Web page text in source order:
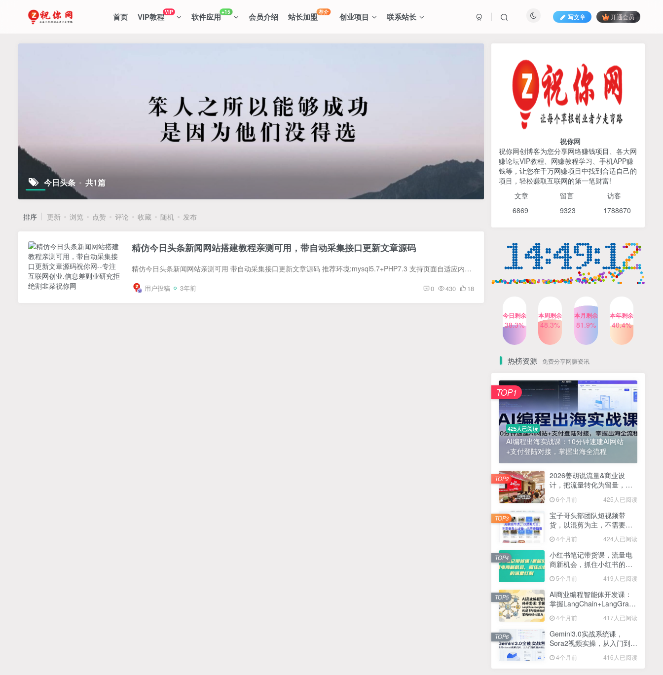
首页 VIP教程VIP 软件应用+15 会员介绍 站长加盟荐介 创业项目 联系站长 写文章 开通会员
今日头条 共1篇
排序 更新 浏览 点赞 评论 收藏 随机 发布
精仿今日头条新闻网站搭建教程亲测可用，带自动采集接口更新文章源码
精仿今日头条新闻网站亲测可用 带自动采集接口更新文章源码 推荐环境:mysql5.7+PHP7.3 支持页面自适应内附详细安装教程 资源下载：
用户投稿 3年前 0 430 18
425人已阅读
AI编程出海实战课：10分钟速建AI网站
+支付登陆对接，掌握出海全流程
TOP1
2026姜胡说流量&商业设
计，把流量转化为留量，设
计自己的商业模式
6个月前 425人已阅读
TOP2
货，以混剪为主，不需要真
小红书笔记带货课，流量电
商新机会，抓住小红书的流
量红利(更新26年2月)
5个月前 419人已阅读
TOP4
AI商业编程智能体开发课：
4个月前
TOP5
Gemini3.0实战系统课，
Sora2视频实操，从入门到精
通多模态创作
4个月前 416人已阅读
TOP6
1 ? 零加盟费｜红颜搭全国城市代理商招募正式启动！
2 淘宝天猫盈利突破特训营25年12月线下课，系统性的深度剖析电商企业经营之道，打造电商标准化运营体系
3 抓亚马逊漏洞，免去店铺月租，一个流量大竞争小，让你有机会成大卖的赛道
2025最新零撸项目，一部手机就可以操作，20秒一单，零投入纯薅羊毛，无门槛，一天200+【揭秘】
5 线上陪伴项目玩法，聊聊天就有收益的项目，一个月收益5000+
6 全网首发！答案之书网页版，全新玩法，搭配文档和网页，日入1k+零门槛小白首选副业
7 25年7月小红书女粉新玩法，公域转私域变现，日轻松变现2张+，5分钟简单复制好上手
8 情趣内衣暴利玩法，冷门赛道，日入1k+
9 在家就能做的项目，一天轻松300+，操作简单上手快
10 2025年百家号AI图文掘金，手机操作单号月入4-5位数，低门槛【附指令+工具】
抖音情感文案项目玩法，单月涨粉3000+，新手小白也能做
祝你网
祝你网创博客为您分享网络赚钱项目、各大网
赚论坛VIP教程、网赚教程学习、手机APP赚
钱等，让您在千万网赚项目中找到合适自己的
项目，轻松赚取互联网的第一笔财富!
文章 留言 访客
6869 9323 1788670
今日剩余
38.2%
本周剩余
48.3%
本月剩余
81.9%
本年剩余
40.4%
热榜资源 免费分享网赚资讯
425人已阅读
AI编程出海实战课：10分钟速建AI网站
+支付登陆对接，掌握出海全流程
TOP1
2026姜胡说流量&商业设
计，把流量转化为留量，设
6个月前 425人已阅读
TOP2
宝子哥头部团队短视频带
货，以混剪为主，不需要真
26年3月】
4个月前 424人已阅读
TOP3
小红书笔记带货课，流量电
商新机会，抓住小红书的流
5个月前 419人已阅读
TOP4
AI商业编程智能体开发课：
掌握LangChain+LangGraph
心能力
4个月前 417人已阅读
TOP5
Gemini3.0实战系统课，
Sora2视频实操，从入门到精
4个月前 416人已阅读
TOP6